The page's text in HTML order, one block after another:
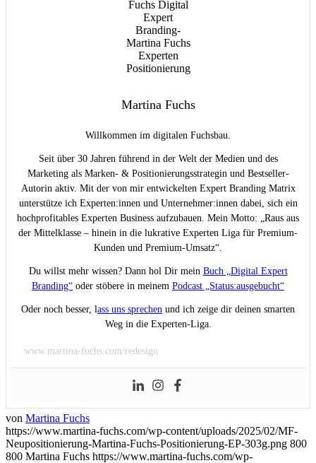
Martina Fuchs
Willkommen im digitalen Fuchsbau.
Seit über 30 Jahren führend in der Welt der Medien und des
Marketing als Marken- & Positionierungsstrategin und Bestseller-
Autorin aktiv. Mit der von mir entwickelten Expert Branding Matrix
unterstütze ich Experten:innen und Unternehmer:innen dabei, sich ein
hochprofitables Experten Business aufzubauen. Mein Motto: „Raus aus
der Mittelklasse – hinein in die lukrative Experten Liga für Premium-
Kunden und Premium-Umsatz“.
Du willst mehr wissen? Dann hol Dir mein Buch „Digital Expert
Branding“ oder stöbere in meinem Podcast „Status:ausgebucht“
Oder noch besser, lass uns sprechen und ich zeige dir deinen smarten
Weg in die Experten-Liga.
www.martina-fuchs.com/redesign
von Martina Fuchs
https://www.martina-fuchs.com/wp-content/uploads/2025/02/MF-
Neupositionierung-Martina-Fuchs-Positionierung-EP-303g.png 800
800 Martina Fuchs https://www.martina-fuchs.com/wp-